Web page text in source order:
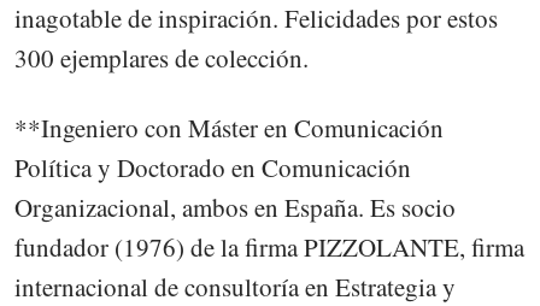
inagotable de inspiración. Felicidades por estos
300 ejemplares de colección.
**Ingeniero con Máster en Comunicación
Política y Doctorado en Comunicación
Organizacional, ambos en España. Es socio
fundador (1976) de la firma PIZZOLANTE, firma
internacional de consultoría en Estrategia y